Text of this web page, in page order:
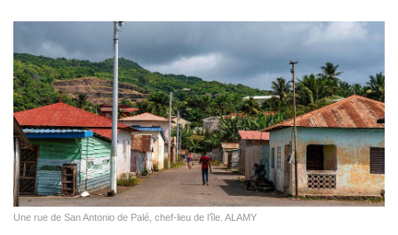
Une rue de San Antonio de Palé, chef-lieu de l’île. ALAMY